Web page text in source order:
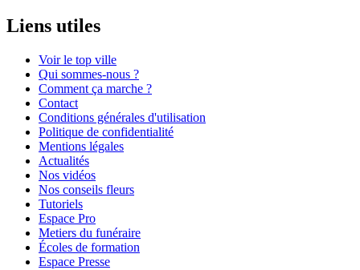
Liens utiles
Voir le top ville
Qui sommes-nous ?
Comment ça marche ?
Contact
Conditions générales d'utilisation
Politique de confidentialité
Mentions légales
Actualités
Nos vidéos
Nos conseils fleurs
Tutoriels
Espace Pro
Metiers du funéraire
Écoles de formation
Espace Presse